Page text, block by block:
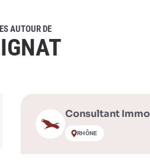
AUTOUR DE
Consultant
RHÔNE